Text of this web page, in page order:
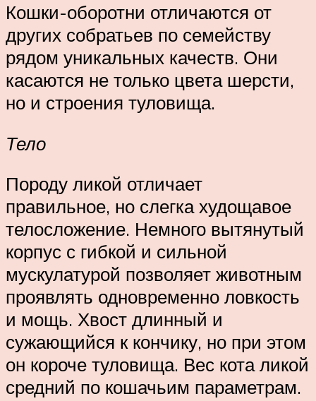
Кошки-оборотни отличаются от
других собратьев по семейству
рядом уникальных качеств. Они
касаются не только цвета шерсти,
но и строения туловища.
Тело
Породу ликой отличает
правильное, но слегка худощавое
телосложение. Немного вытянутый
корпус с гибкой и сильной
мускулатурой позволяет животным
проявлять одновременно ловкость
и мощь. Хвост длинный и
сужающийся к кончику, но при этом
он короче туловища. Вес кота ликой
средний по кошачьим параметрам.